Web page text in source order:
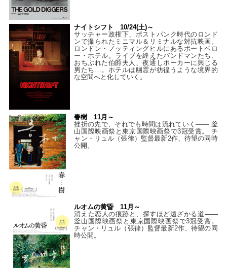
ナイトシフト 10/24(土)～
サッチャー政権下、ポストパンク時代のロンド
ンで撮られたミニマル＆リミナルな対抗映画。
ロンドン・ノッティングヒルにあるポートベロ
ー・ホテル。ライブを終えたバンドマンたち、
おちぶれた伯爵夫人、夜通しポーカーに興じる
男たち…。ホテルは幽霊が彷徨うような境界的
な空間へと化していく。
春樹 11月～
挫折の先で、それでも時間は流れていく—— 釜
山国際映画祭と東京国際映画祭で3冠受賞。 チ
ャン・リュル（張律）監督最新2作、待望の同時
公開。
ルオムの黄昏 11月～
消えた恋人の痕跡と、探すほど遠ざかる道——
釜山国際映画祭と東京国際映画祭で3冠受賞。
チャン・リュル（張律）監督最新2作、待望の同
時公開。